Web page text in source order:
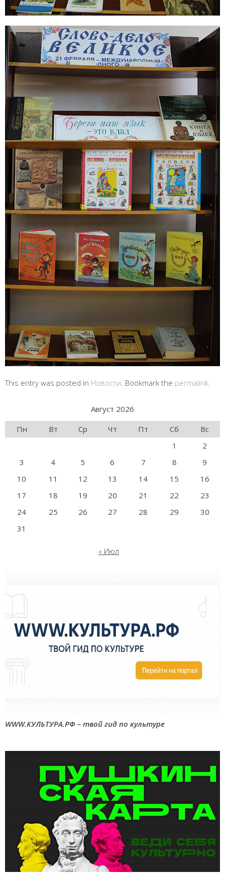
This entry was posted in Новости . Bookmark the permalink
Август 2026
Пн
Вт Ср Чт Пт Сб
Вс
1
2
3
4 5 6 7 8
9
10
11 12 13 14 15
16
17
18 19 20 21 22
23
24
25 26 27 28 29
30
31
« Июл
WWW.КУЛЬТУРА.РФ – твой гид по культуре